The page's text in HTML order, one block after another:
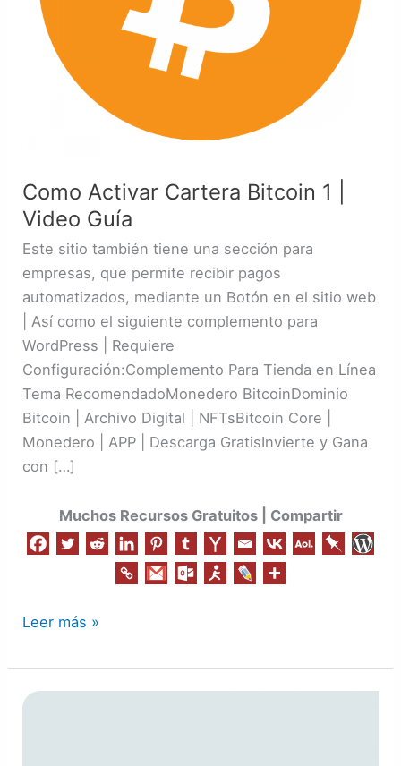
Como Activar Cartera Bitcoin 1 |
Video Guía
Este sitio también tiene una sección para
empresas, que permite recibir pagos
automatizados, mediante un Botón en el sitio web
| Así como el siguiente complemento para
WordPress | Requiere
Configuración:Complemento Para Tienda en Línea
Tema RecomendadoMonedero BitcoinDominio
Bitcoin | Archivo Digital | NFTsBitcoin Core |
Monedero | APP | Descarga GratisInvierte y Gana
con […]
Muchos Recursos Gratuitos | Compartir
Leer más »
Agregar